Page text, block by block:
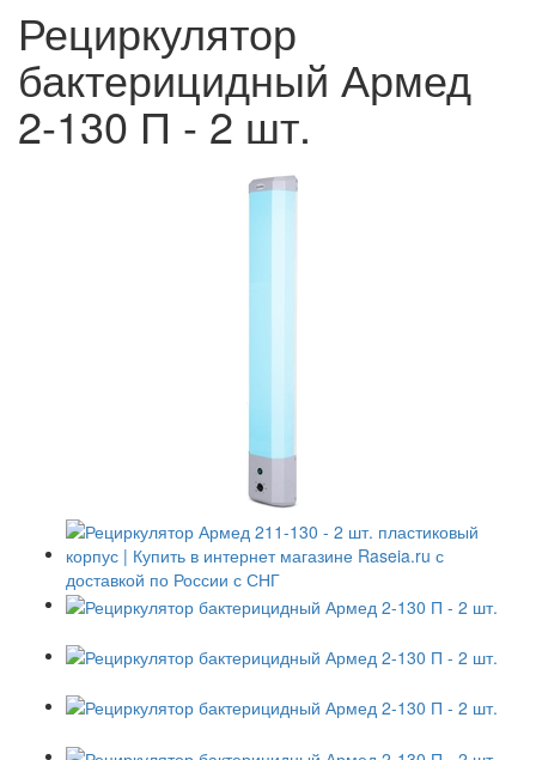
Рециркулятор
бактерицидный Армед
2-130 П - 2 шт.